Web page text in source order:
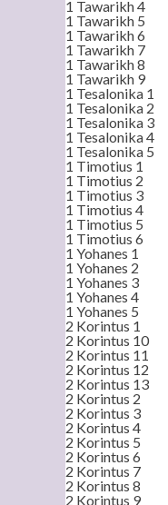
1 Tawarikh 4
1 Tawarikh 5
1 Tawarikh 6
1 Tawarikh 7
1 Tawarikh 8
1 Tawarikh 9
1 Tesalonika 1
1 Tesalonika 2
1 Tesalonika 3
1 Tesalonika 4
1 Tesalonika 5
1 Timotius 1
1 Timotius 2
1 Timotius 3
1 Timotius 4
1 Timotius 5
1 Timotius 6
1 Yohanes 1
1 Yohanes 2
1 Yohanes 3
1 Yohanes 4
1 Yohanes 5
2 Korintus 1
2 Korintus 10
2 Korintus 11
2 Korintus 12
2 Korintus 13
2 Korintus 2
2 Korintus 3
2 Korintus 4
2 Korintus 5
2 Korintus 6
2 Korintus 7
2 Korintus 8
2 Korintus 9